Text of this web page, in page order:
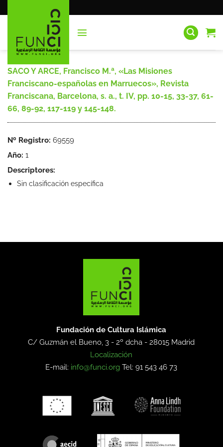
al
SACO Y ARCE, Francisco M.ª, «Las Misiones
Franciscano-españolas en Marruecos», Revista
Franciscana, Barcelona, s. a., t. IV, pp. 10-15, 33-37, 61-
66, 89-92, 117-119 y 145-148.
Nº Registro: 69559
Año: 1
Descriptores:
Sin clasificación específica
Fundación de Cultura Islámica
C/ Guzmán el Bueno, 3 - 2º dcha -28015 Madrid
Localización
E-mail: info@funci.org Tel: 91 543 46 73